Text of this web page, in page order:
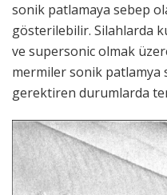
sonik patlamaya sebep
gösterilebilir. Silahlarda
ve supersonic olmak
mermiler sonik patlamya
gerektiren durumlarda